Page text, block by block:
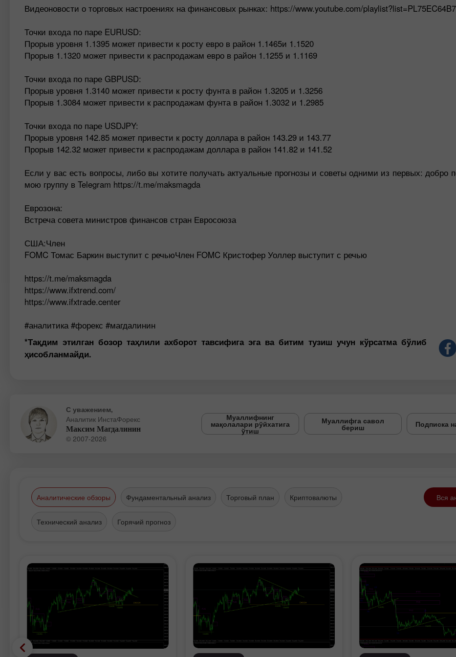
Видеоновости о торговых настроениях на финансовых рынках: https://www.youtube.com/
Точки входа по паре EURUSD:
Прорыв уровня 1.1395 может привести к росту евро в район 1.1465и 1.1520
Прорыв 1.1320 может привести к распродажам евро в район 1.1255 и 1.1169
Точки входа по паре GBPUSD:
Прорыв уровня 1.3140 может привести к росту фунта в район 1.3205 и 1.3256
Прорыв 1.3084 может привести к распродажам фунта в район 1.3032 и 1.2985
Точки входа по паре USDJPY:
Прорыв уровня 142.85 может привести к росту доллара в район 143.29 и 143.77
Прорыв 142.32 может привести к распродажам доллара в район 141.82 и 141.52
Если у вас есть вопросы, либо вы хотите получать актуальные прогнозы и советы одними из первых: добро
мою группу в Telegram https://t.me/maksmagda
Еврозона:
Встреча совета министров финансов стран Евросоюза
США:Член
FOMC Томас Баркин выступит с речьюЧлен FOMC Кристофер Уоллер выступит с речью
https://t.me/maksmagda
https://www.ifxtrend.com/
https://www.ifxtrade.center
#аналитика #форекс #магдалинин
*Тақдим этилган бозор таҳлили ахборот тавсифига эга ва битим тузиш учун кўрсатма бўлиб
ҳисобланмайди.
С уважением,
Аналитик ИнстаФорекс
Максим Магдалинин
© 2007-2026
Муаллифнинг
мақолалари рўйхатига
ўтиш
Муаллифга савол
бериш Подписка
Аналитические обзоры Фундаментальный анализ Торговый план Криптовалюты
Технический анализ Горячий прогноз
Вся
Demo hisob
Ochish
Haqiqiy hisob
ochish
Ochish